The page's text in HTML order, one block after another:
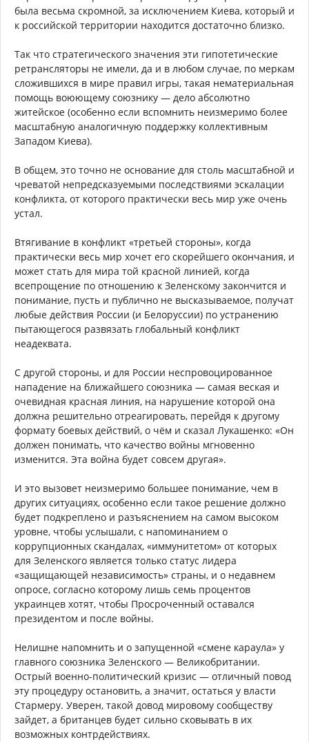
была весьма скромной, за исключением Киева, который и
к российской территории находится достаточно близко.
Так что стратегического значения эти гипотетические
ретрансляторы не имели, да и в любом случае, по меркам
сложившихся в мире правил игры, такая нематериальная
помощь воюющему союзнику — дело абсолютно
житейское (особенно если вспомнить неизмеримо более
масштабную аналогичную поддержку коллективным
Западом Киева).
В общем, это точно не основание для столь масштабной и
чреватой непредсказуемыми последствиями эскалации
конфликта, от которого практически весь мир уже очень
устал.
Втягивание в конфликт «третьей стороны», когда
практически весь мир хочет его скорейшего окончания, и
может стать для мира той красной линией, когда
всепрощение по отношению к Зеленскому закончится и
понимание, пусть и публично не высказываемое, получат
любые действия России (и Белоруссии) по устранению
пытающегося развязать глобальный конфликт
неадеквата.
С другой стороны, и для России неспровоцированное
нападение на ближайшего союзника — самая веская и
очевидная красная линия, на нарушение которой она
должна решительно отреагировать, перейдя к другому
формату боевых действий, о чём и сказал Лукашенко: «Он
должен понимать, что качество войны мгновенно
изменится. Эта война будет совсем другая».
И это вызовет неизмеримо большее понимание, чем в
других ситуациях, особенно если такое решение должно
будет подкреплено и разъяснением на самом высоком
уровне, чтобы услышали, с напоминанием о
коррупционных скандалах, «иммунитетом» от которых
для Зеленского является только статус лидера
«защищающей независимость» страны, и о недавнем
опросе, согласно которому лишь семь процентов
украинцев хотят, чтобы Просроченный оставался
президентом и после войны.
Нелишне напомнить и о запущенной «смене караула» у
главного союзника Зеленского — Великобритании.
Острый военно-политический кризис — отличный повод
эту процедуру остановить, а значит, остаться у власти
Стармеру. Уверен, такой довод мировому сообществу
зайдет, а британцев будет сильно сковывать в их
возможных контрдействиях.